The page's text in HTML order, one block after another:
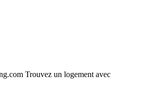
Trouvez un logement avec